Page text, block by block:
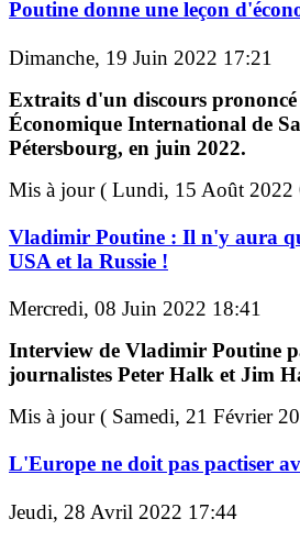
Poutine donne une leçon
Dimanche, 19 Juin 2022 17:21
Extraits d'un discours
Économique International de
Pétersbourg, en juin 2022.
Mis à jour ( Lundi, 15 Août 2022
Vladimir Poutine : Il n'y aura
USA et la Russie !
Mercredi, 08 Juin 2022 18:41
Interview de Vladimir Poutine
journalistes Peter Halk et Jim
Mis à jour ( Samedi, 21 Février
L'Europe ne doit pas pactiser
Jeudi, 28 Avril 2022 17:44